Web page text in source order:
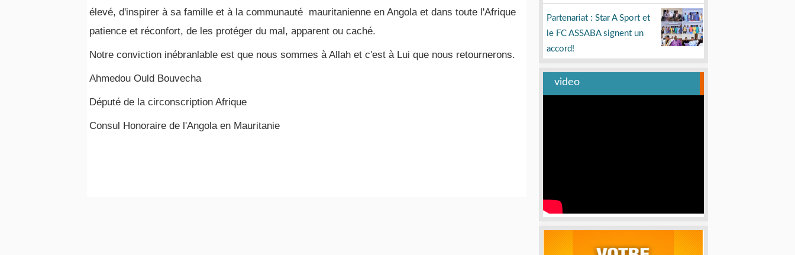
Partenariat : Star A Sport et
le FC ASSABA signent un
accord!
video
élevé, d'inspirer à sa famille et à la communauté mauritanienne en Angola et dans toute l'Afrique
patience et réconfort, de les protéger du mal, apparent ou caché.
Notre conviction inébranlable est que nous sommes à Allah et c'est à Lui que nous retournerons.
Ahmedou Ould Bouvecha
Député de la circonscription Afrique
Consul Honoraire de l'Angola en Mauritanie